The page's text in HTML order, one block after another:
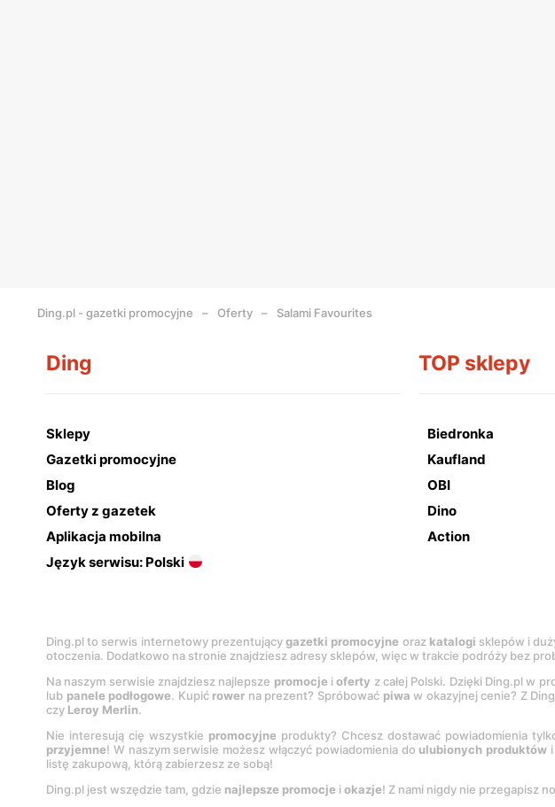
Ding.pl - gazetki promocyjne Oferty Salami Favourites
Ding
Sklepy
Gazetki promocyjne
Blog
Oferty z gazetek
Aplikacja mobilna
Język serwisu: Polski
TOP sklepy
Biedronka
Kaufland
OBI
Dino
Action
Ding.pl to serwis internetowy prezentującygazetki promocyjne oraz katalogi sklepów i
otoczenia. Dodatkowo na stronie znajdziesz adresy sklepów, więc w trakcie podróży bez
Na naszym serwisie znajdziesz najlepsze promocje ioferty z całej Polski. Dzięki Ding.pl w
lub panele podłogowe. Kupić rower na prezent? Spróbować piwa w okazyjnej cenie? Z
czy Leroy Merlin.
Nie interesują cię wszystkie promocyjne produkty? Chcesz dostawać powiadomienia
przyjemne! W naszym serwisie możesz włączyć powiadomienia do ulubionych produktów
listę zakupową, którą zabierzesz ze sobą!
Ding.pl jest wszędzie tam, gdzie najlepsze promocje i okazje! Z nami nigdy nie przegapisz